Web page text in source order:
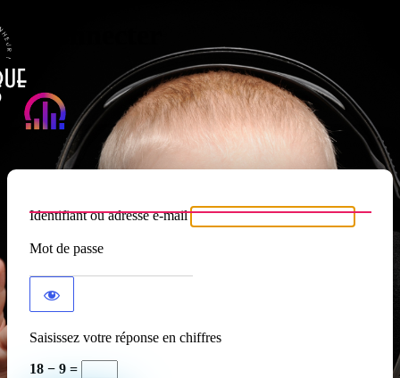
Se connecter
Atypique RADIO
Identifiant ou adresse e-mail
Mot de passe
Saisissez votre réponse en chiffres
18 − 9 =